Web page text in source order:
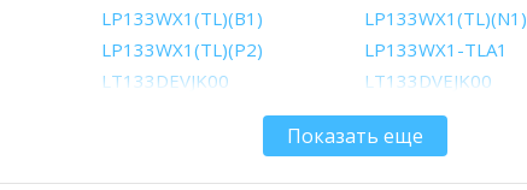
LP133WX1(TL)(B1)
LP133WX1(TL)(N1)
LP133WX1(TL)(P2)
LP133WX1-TLA1
LT133DEVJK00
LT133DVEJK00
LTD133EV5N
LTD133EX2K
Показать еще